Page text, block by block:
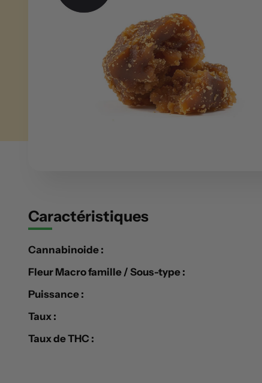
Caractéristiques
Cannabinoide :
Fleur Macro famille / Sous-type :
Puissance :
Taux :
Taux de THC :